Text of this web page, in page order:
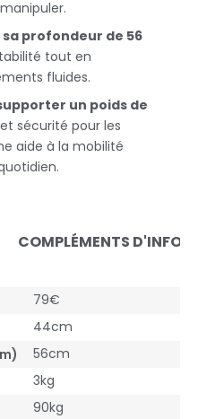
profondeur de 56
tout en
fluides.
un poids de
sécurité pour les
aide à la mobilité
COMPLÉMENTS
79€
44cm
56cm
3kg
90kg